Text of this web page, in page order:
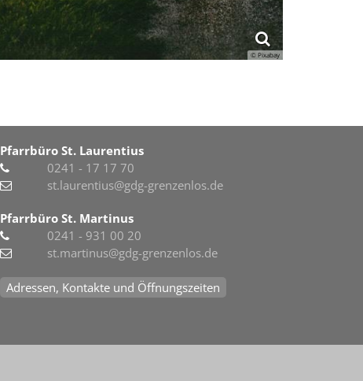
© Pixabay
Pfarrbüro St. Laurentius
0241 - 17 17 70
st.laurentius@gdg-grenzenlos.de
Pfarrbüro St. Martinus
0241 - 931 00 20
st.martinus@gdg-grenzenlos.de
Adressen, Kontakte und Öffnungszeiten